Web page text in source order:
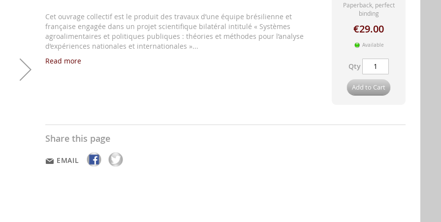
Cet ouvrage collectif est le produit des travaux d’une équipe brésilienne et
française engagée dans un projet scientifique bilatéral intitulé « Systèmes
agroalimentaires et politiques publiques : théories et méthodes pour l’analyse
d’expériences nationales et internationales »...
Read more
Paperback, perfect
binding
€29.00
Available
Qty
Add to Cart
Share this page
EMAIL